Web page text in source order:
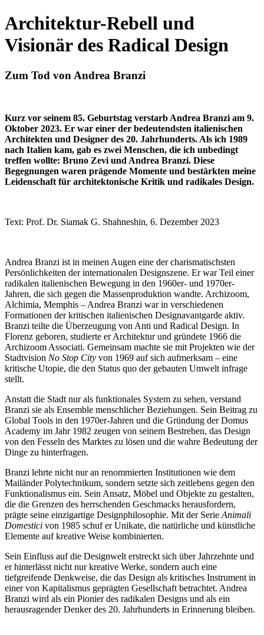
Architektur-Rebell und
Visionär des Radical Design
Zum Tod von Andrea Branzi
Kurz vor seinem 85. Geburtstag verstarb Andrea Branzi am 9.
Oktober 2023. Er war einer der bedeutendsten italienischen
Architekten und Designer des 20. Jahrhunderts. Als ich 1989
nach Italien kam, gab es zwei Menschen, die ich unbedingt
treffen wollte: Bruno Zevi und Andrea Branzi. Diese
Begegnungen waren prägende Momente und bestärkten meine
Leidenschaft für architektonische Kritik und radikales Design.
Text: Prof. Dr. Siamak G. Shahneshin, 6. Dezember 2023
Andrea Branzi ist in meinen Augen eine der charismatischsten
Persönlichkeiten der internationalen Designszene. Er war Teil einer
radikalen italienischen Bewegung in den 1960er- und 1970er-
Jahren, die sich gegen die Massenproduktion wandte. Archizoom,
Alchimia, Memphis – Andrea Branzi war in verschiedenen
Formationen der kritischen italienischen Designavantgarde aktiv.
Branzi teilte die Überzeugung von Anti und Radical Design. In
Florenz geboren, studierte er Architektur und gründete 1966 die
Archizoom Associati. Gemeinsam machte sie mit Projekten wie der
Stadtvision No Stop City von 1969 auf sich aufmerksam – eine
kritische Utopie, die den Status quo der gebauten Umwelt infrage
stellt.
Anstatt die Stadt nur als funktionales System zu sehen, verstand
Branzi sie als Ensemble menschlicher Beziehungen. Sein Beitrag zu
Global Tools in den 1970er-Jahren und die Gründung der Domus
Academy im Jahr 1982 zeugen von seinem Bestreben, das Design
von den Fesseln des Marktes zu lösen und die wahre Bedeutung der
Dinge zu hinterfragen.
Branzi lehrte nicht nur an renommierten Institutionen wie dem
Mailänder Polytechnikum, sondern setzte sich zeitlebens gegen den
Funktionalismus ein. Sein Ansatz, Möbel und Objekte zu gestalten,
die die Grenzen des herrschenden Geschmacks herausfordern,
prägte seine einzigartige Designphilosophie. Mit der SerieAnimali
Domestici von 1985 schuf er Unikate, die natürliche und künstliche
Elemente auf kreative Weise kombinierten.
Sein Einfluss auf die Designwelt erstreckt sich über Jahrzehnte und
er hinterlässt nicht nur kreative Werke, sondern auch eine
tiefgreifende Denkweise, die das Design als kritisches Instrument in
einer von Kapitalismus geprägten Gesellschaft betrachtet. Andrea
Branzi wird als ein Pionier des radikalen Designs und als ein
herausragender Denker des 20. Jahrhunderts in Erinnerung bleiben.